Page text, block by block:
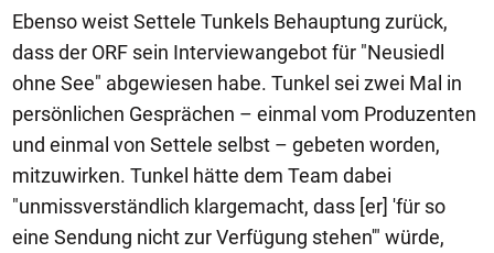
Ebenso weist Settele Tunkels Behauptung zurück,
dass der ORF sein Interviewangebot für "Neusiedl
ohne See" abgewiesen habe. Tunkel sei zwei Mal in
persönlichen Gesprächen – einmal vom Produzenten
und einmal von Settele selbst – gebeten worden,
mitzuwirken. Tunkel hätte dem Team dabei
"unmissverständlich klargemacht, dass [er] 'für so
eine Sendung nicht zur Verfügung stehen'" würde,